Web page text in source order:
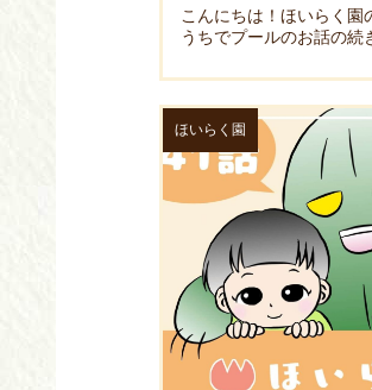
こんにちは！ほいらく
うちでプールのお話の続
ほいらく園